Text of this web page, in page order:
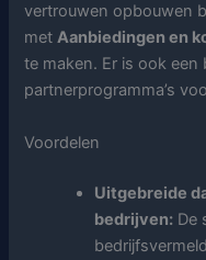
vertrouwen opbouwen
metAanbiedingen en
te maken. Er is ook een
partnerprogramma’s
Voordelen
Uitgebreide
bedrijven: De